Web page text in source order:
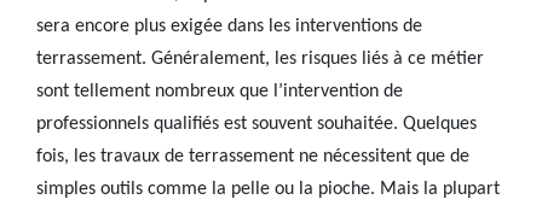
sera encore plus exigée dans les interventions de
terrassement. Généralement, les risques liés à ce métier
sont tellement nombreux que l’intervention de
professionnels qualifiés est souvent souhaitée. Quelques
fois, les travaux de terrassement ne nécessitent que de
simples outils comme la pelle ou la pioche. Mais la plupart